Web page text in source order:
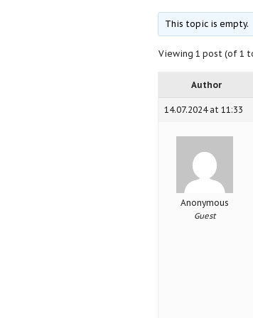
This topic is empty.
Viewing 1 post (of 1
Author
14.07.2024 at 11:33
Anonymous
Guest